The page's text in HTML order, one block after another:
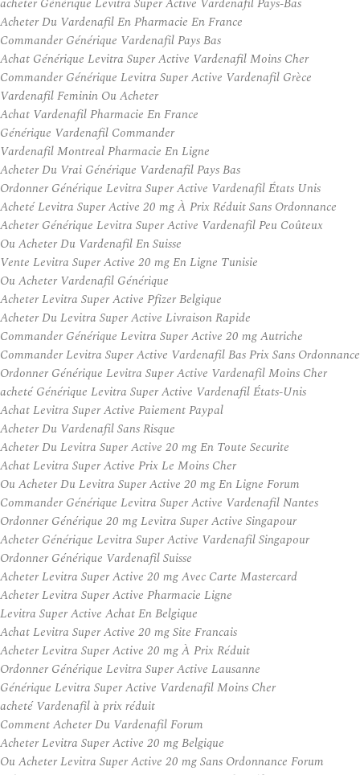
Acheter Du Vardenafil En Pharmacie En France
Commander Générique Vardenafil Pays Bas
Achat Générique Levitra Super Active Vardenafil Moins Cher
Commander Générique Levitra Super Active Vardenafil Grèce
Vardenafil Feminin Ou Acheter
Achat Vardenafil Pharmacie En France
Générique Vardenafil Commander
Vardenafil Montreal Pharmacie En Ligne
Acheter Du Vrai Générique Vardenafil Pays Bas
Ordonner Générique Levitra Super Active Vardenafil États Unis
Acheté Levitra Super Active 20 mg À Prix Réduit Sans Ordonnance
Acheter Générique Levitra Super Active Vardenafil Peu Coûteux
Ou Acheter Du Vardenafil En Suisse
Vente Levitra Super Active 20 mg En Ligne Tunisie
Ou Acheter Vardenafil Générique
Acheter Levitra Super Active Pfizer Belgique
Acheter Du Levitra Super Active Livraison Rapide
Commander Générique Levitra Super Active 20 mg Autriche
Commander Levitra Super Active Vardenafil Bas Prix Sans Ordonnance
Ordonner Générique Levitra Super Active Vardenafil Moins Cher
acheté Générique Levitra Super Active Vardenafil États-Unis
Achat Levitra Super Active Paiement Paypal
Acheter Du Vardenafil Sans Risque
Acheter Du Levitra Super Active 20 mg En Toute Securite
Achat Levitra Super Active Prix Le Moins Cher
Ou Acheter Du Levitra Super Active 20 mg En Ligne Forum
Commander Générique Levitra Super Active Vardenafil Nantes
Ordonner Générique 20 mg Levitra Super Active Singapour
Acheter Générique Levitra Super Active Vardenafil Singapour
Ordonner Générique Vardenafil Suisse
Acheter Levitra Super Active 20 mg Avec Carte Mastercard
Acheter Levitra Super Active Pharmacie Ligne
Levitra Super Active Achat En Belgique
Achat Levitra Super Active 20 mg Site Francais
Acheter Levitra Super Active 20 mg À Prix Réduit
Ordonner Générique Levitra Super Active Lausanne
Générique Levitra Super Active Vardenafil Moins Cher
acheté Vardenafil à prix réduit
Comment Acheter Du Vardenafil Forum
Acheter Levitra Super Active 20 mg Belgique
Ou Acheter Levitra Super Active 20 mg Sans Ordonnance Forum